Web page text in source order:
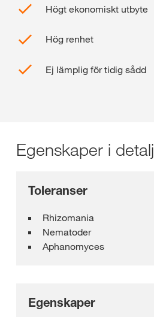
Högt ekonomiskt utbyte
Hög renhet
Ej lämplig för tidig sådd
Egenskaper i detalj
Toleranser
Rhizomania
Nematoder
Aphanomyces
Egenskaper